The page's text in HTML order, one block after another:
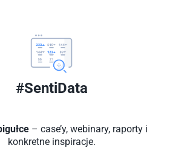
#SentiData
– case’y, webinary, raporty i
konkretne inspiracje.